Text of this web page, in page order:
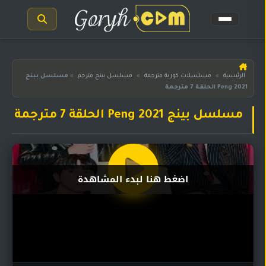
الرئيسية
مسلسلات
المترجمة
هندية
مدبلجة
مسلسلات
مسلسلات
الرئيسية » مسلسلات كورية مترجمة » مسلسل بينج مترجم » مسلسل بينج
Peng 2021 الحلقة 7 مترجمة
مسلسل بينج Peng 2021 الحلقة 7 مترجمة
اضغط هنا لبدء المشاهدة